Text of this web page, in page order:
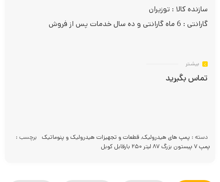
سازنده کالا : توزیران
گارانتی : 6 ماه گارانتی و ده سال خدمات پس از فروش
بیشـتر
تماس بگیرید
دسته : پمپ های هیدرولیک, قطعات و تجهیزات هیدرولیک و پنوماتیک برچسب :
پمپ ۷ پیستون بزرگ ۸۷ لیتر ۲۵۰ بارقابل کوبل